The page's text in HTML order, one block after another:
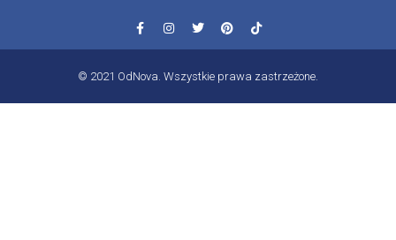
© 2021 OdNova. Wszystkie prawa zastrzeżone.